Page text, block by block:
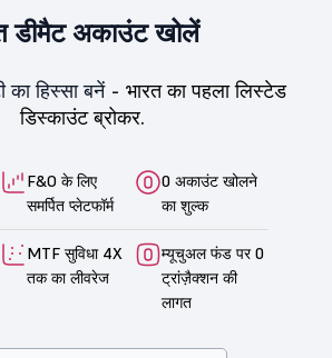
डीमैट अकाउंट खोलें
का हिस्सा बनें - भारत का पहला लिस्टेड
डिस्काउंट ब्रोकर.
F&O के लिए
समर्पित प्लेटफॉर्म
0 अकाउंट खोलने
का शुल्क
MTF सुविधा 4X
तक का लीवरेज
म्यूचुअल फंड पर 0
ट्रांज़ैक्शन की
लागत